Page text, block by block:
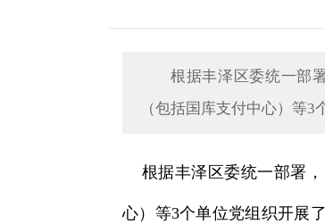
根据丰泽区委统一部
（包括国库支付中心）等3
根据丰泽区委统一部署，
心）等3个单位党组织开展